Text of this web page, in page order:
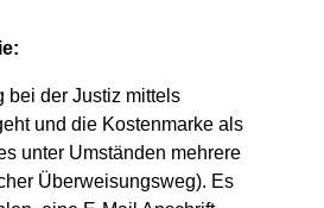
bei der Justiz mittels
und die Kostenmarke als
unter Umständen mehrere
Überweisungsweg). Es